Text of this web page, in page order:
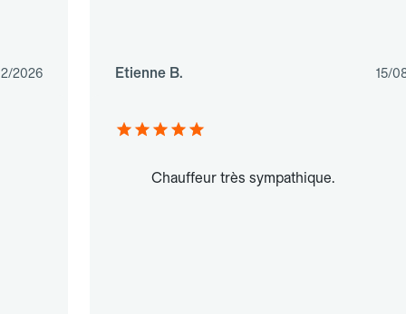
2026 Etienne B. 15/
Chauffeur très sympathique.